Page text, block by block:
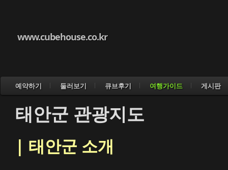
www.cubehouse.co.kr
예약하기 둘러보기 큐브후기 여행가이드 게시판
태안군 관광지도
| 태안군 소개